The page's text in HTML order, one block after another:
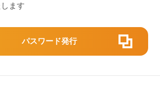
ます
パスワード発行